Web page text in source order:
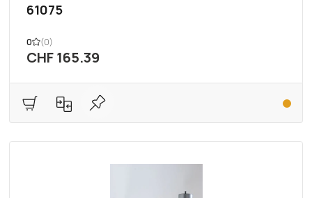
61075
0 (0)
CHF 165.39